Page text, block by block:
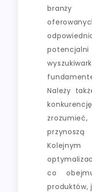
branży
Należy
co
produktów,